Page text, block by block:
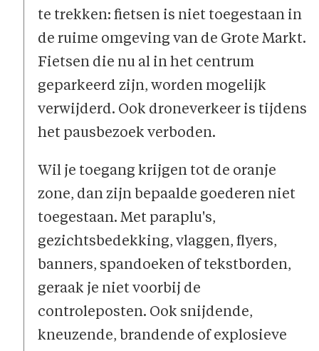
te trekken: fietsen is niet toegestaan in
de ruime omgeving van de Grote Markt.
Fietsen die nu al in het centrum
geparkeerd zijn, worden mogelijk
verwijderd. Ook droneverkeer is tijdens
het pausbezoek verboden.
Wil je toegang krijgen tot de oranje
zone, dan zijn bepaalde goederen niet
toegestaan. Met paraplu's,
gezichtsbedekking, vlaggen, flyers,
banners, spandoeken of tekstborden,
geraak je niet voorbij de
controleposten. Ook snijdende,
kneuzende, brandende of explosieve